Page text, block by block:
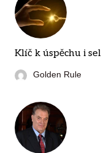
Klíč k úspěchu i
Golden Rule